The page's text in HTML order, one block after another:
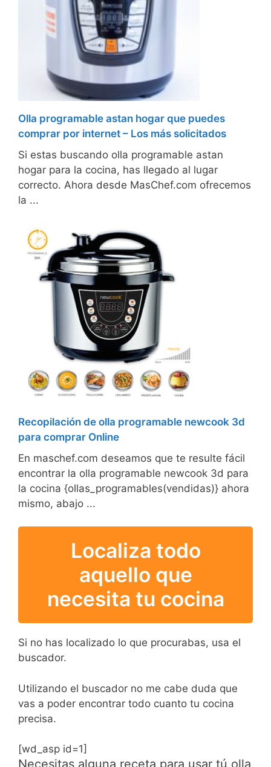
Olla programable astan hogar que puedes
comprar por internet – Los más solicitados
Si estas buscando olla programable astan
hogar para la cocina, has llegado al lugar
correcto. Ahora desde MasChef.com ofrecemos
la ...
Recopilación de olla programable newcook 3d
para comprar Online
En maschef.com deseamos que te resulte fácil
encontrar la olla programable newcook 3d para
la cocina {ollas_programables(vendidas)} ahora
mismo, abajo ...
Localiza todo
aquello que
necesita tu cocina
Si no has localizado lo que procurabas, usa el
buscador.
Utilizando el buscador no me cabe duda que
vas a poder encontrar todo cuanto tu cocina
precisa.
[wd_asp id=1]
Necesitas alguna receta para usar tú olla